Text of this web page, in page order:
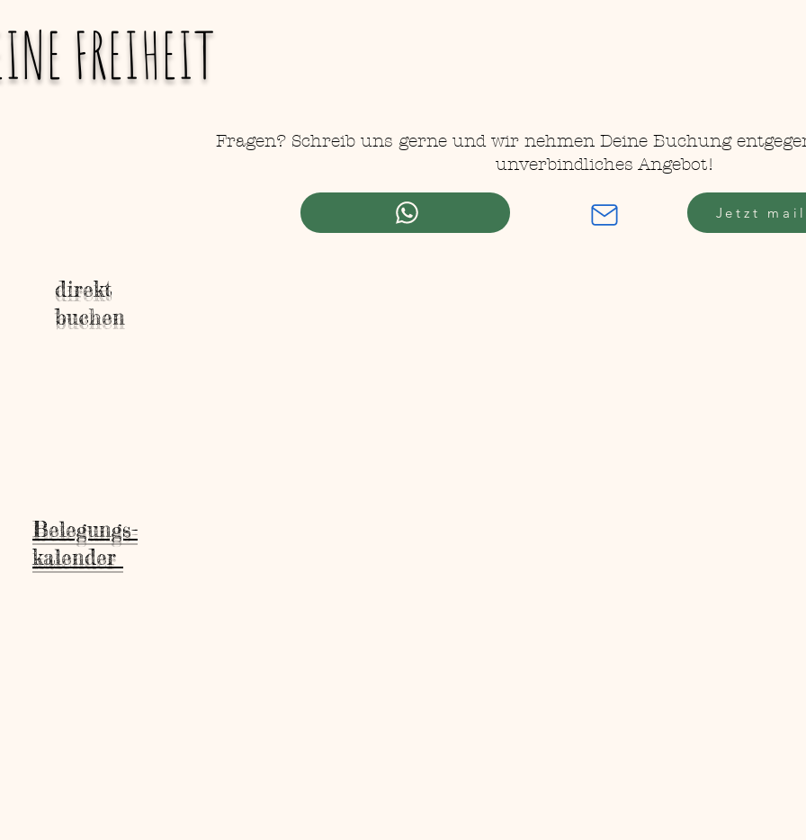
FREIHEIT
Fragen? Schreib uns gerne und wir nehmen Deine Buchung
unverbindliches Angebot!
Jetzt
direkt
buchen
Belegungs-
kalender